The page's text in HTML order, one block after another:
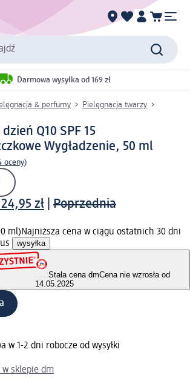
Darmowa wysyłka od 169 zł
& perfumy
Pielęgnacja twarzy
Q10 SPF 15
Wygładzenie, 50 ml
oceny)
24,95 zł
Poprzednia
ml)Najniższa cena w ciągu ostatnich 30 dni
wysyłka
Stała cena dmCena nie wzrosła od
14.05.2025
w 1-2 dni robocze od wysyłki
w sklepie dm